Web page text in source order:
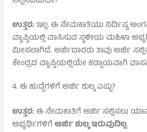
ಉತ್ತರ:ಇಲ್ಲ. ಈ ನೇಮಕಾತಿಯು ನಿರ್ದಿಷ್ಟ
ವ್ಯಾಪ್ತಿಯಲ್ಲಿ ವಾಸಿಸುವ ಸ್ಥಳೀಯ ಮಹಿಳಾ
ಮೀಸಲಾಗಿದೆ. ಅರ್ಜಿದಾರರು ತಾವು ಅರ್ಜಿ
ಕೇಂದ್ರದ ವ್ಯಾಪ್ತಿಯಲ್ಲಿಯೇ ಕಡ್ಡಾಯವಾಗಿ
4. ಈ ಹುದ್ದೆಗಳಿಗೆ ಅರ್ಜಿ ಶುಲ್ಕ ಎಷ್ಟು?
ಉತ್ತರ:ಈ ನೇಮಕಾತಿಗೆ ಅರ್ಜಿ ಸಲ್ಲಿಸಲು
ಅಭ್ಯರ್ಥಿಗಳಿಗೆಅರ್ಜಿ ಶುಲ್ಕ ಇರುವುದಿಲ್ಲ.